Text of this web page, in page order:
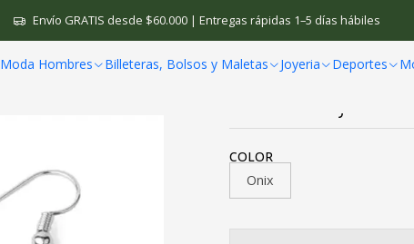
Moda Hombres Billeteras, Bolsos y Maletas Joyeria Deportes
Envío GRATIS desde $60.000 | Entregas rápidas 1–5 días hábiles
Inicio Joyeria Aretes Mujeres Circular Onix G572
Aretes Mujeres
COLOR
Onix